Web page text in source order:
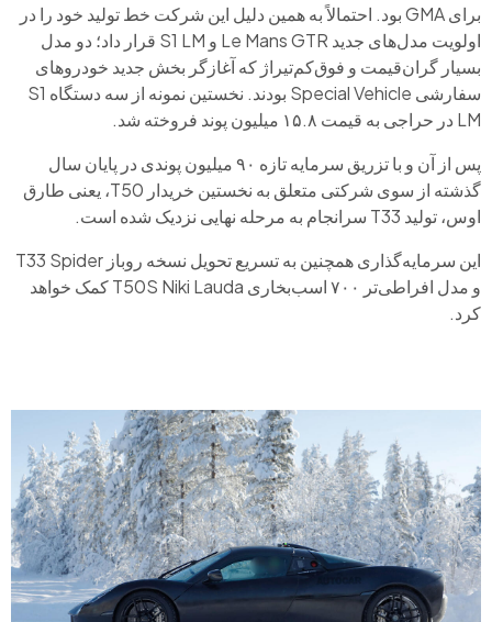
برای GMA بود. احتمالاً به همین دلیل این شرکت خط تولید خود را در
اولویت مدل‌های جدید Le Mans GTR و S1 LM قرار داد؛ دو مدل
بسیار گران‌قیمت و فوق‌کم‌تیراژ که آغازگر بخش جدید خودروهای
سفارشی Special Vehicle بودند. نخستین نمونه از سه دستگاه S1
LM در حراجی به قیمت ۱۵.۸ میلیون پوند فروخته شد.
پس از آن و با تزریق سرمایه تازه ۹۰ میلیون پوندی در پایان سال
گذشته از سوی شرکتی متعلق به نخستین خریدار T50، یعنی طارق
اوس، تولید T33 سرانجام به مرحله نهایی نزدیک شده است.
این سرمایه‌گذاری همچنین به تسریع تحویل نسخه روباز T33 Spider
و مدل افراطی‌تر ۷۰۰ اسب‌بخاری T50S Niki Lauda کمک خواهد
کرد.